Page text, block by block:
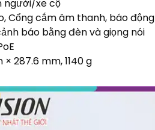
người/xe cộ
Cổng cắm âm thanh, báo động
báo bằng đèn và giọng nói
× 287.6 mm, 1140 g